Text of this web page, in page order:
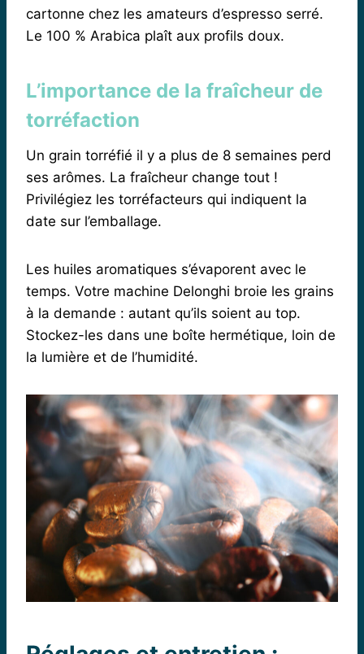
cartonne chez les amateurs d’espresso serré.
Le 100 % Arabica plaît aux profils doux.
L’importance de la fraîcheur de
torréfaction
Un grain torréfié il y a plus de 8 semaines perd
ses arômes. La fraîcheur change tout !
Privilégiez les torréfacteurs qui indiquent la
date sur l’emballage.
Les huiles aromatiques s’évaporent avec le
temps. Votre machine Delonghi broie les grains
à la demande : autant qu’ils soient au top.
Stockez-les dans une boîte hermétique, loin de
la lumière et de l’humidité.